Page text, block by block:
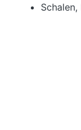
Schalen,